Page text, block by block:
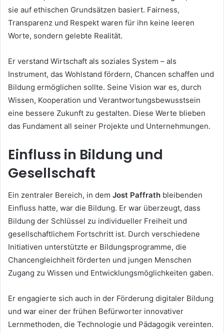
sie auf ethischen Grundsätzen basiert. Fairness,
Transparenz und Respekt waren für ihn keine leeren
Worte, sondern gelebte Realität.
Er verstand Wirtschaft als soziales System – als
Instrument, das Wohlstand fördern, Chancen schaffen und
Bildung ermöglichen sollte. Seine Vision war es, durch
Wissen, Kooperation und Verantwortungsbewusstsein
eine bessere Zukunft zu gestalten. Diese Werte blieben
das Fundament all seiner Projekte und Unternehmungen.
Einfluss in Bildung und
Gesellschaft
Ein zentraler Bereich, in dem Jost Paffrath bleibenden
Einfluss hatte, war die Bildung. Er war überzeugt, dass
Bildung der Schlüssel zu individueller Freiheit und
gesellschaftlichem Fortschritt ist. Durch verschiedene
Initiativen unterstützte er Bildungsprogramme, die
Chancengleichheit förderten und jungen Menschen
Zugang zu Wissen und Entwicklungsmöglichkeiten gaben.
Er engagierte sich auch in der Förderung digitaler Bildung
und war einer der frühen Befürworter innovativer
Lernmethoden, die Technologie und Pädagogik vereinten.